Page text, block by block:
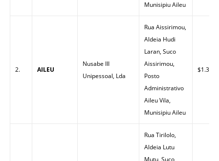
Munisipiu Aileu
2. AILEU
Nusabe III
Unipessoal, Lda
Rua Aissirimou,
Aldeia Hudi
Laran, Suco
Aissirimou,
Posto
Administrativo
Aileu Vila,
Munisipiu Aileu
$1.30
Rua Tirilolo,
Aldeia Lutu
Mutu, Suco